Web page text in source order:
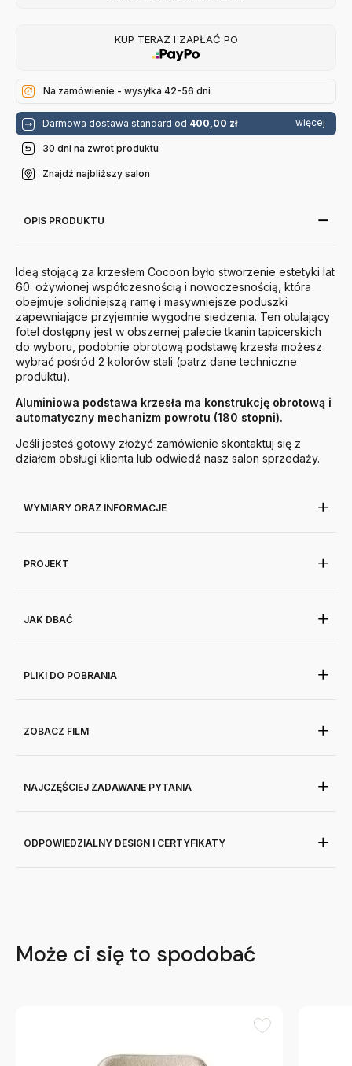
KUP TERAZ I ZAPŁAĆ PO
Na zamówienie - wysyłka 42-56 dni
Darmowa dostawa standard od 400,00 zł więcej
30 dni na zwrot produktu
Znajdź najbliższy salon
OPIS PRODUKTU
Ideą stojącą za krzesłem Cocoon było stworzenie estetyki lat
60. ożywionej współczesnością i nowoczesnością, która
obejmuje solidniejszą ramę i masywniejsze poduszki
zapewniające przyjemnie wygodne siedzenia. Ten otulający
fotel dostępny jest w obszernej palecie tkanin tapicerskich
do wyboru, podobnie obrotową podstawę krzesła możesz
wybrać pośród 2 kolorów stali (patrz dane techniczne
produktu).
Aluminiowa podstawa krzesła ma konstrukcję obrotową i
automatyczny mechanizm powrotu (180 stopni).
Jeśli jesteś gotowy złożyć zamówienie skontaktuj się z
działem obsługi klienta lub odwiedź nasz salon sprzedaży.
WYMIARY ORAZ INFORMACJE
PROJEKT
JAK DBAĆ
PLIKI DO POBRANIA
ZOBACZ FILM
NAJCZĘŚCIEJ ZADAWANE PYTANIA
ODPOWIEDZIALNY DESIGN I CERTYFIKATY
Może ci się to spodobać